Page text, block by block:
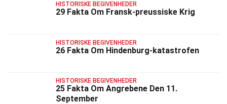
HISTORISKE BEGIVENHEDER
29 Fakta Om Fransk-preussiske Krig
HISTORISKE BEGIVENHEDER
26 Fakta Om Hindenburg-katastrofen
HISTORISKE BEGIVENHEDER
25 Fakta Om Angrebene Den 11.
September